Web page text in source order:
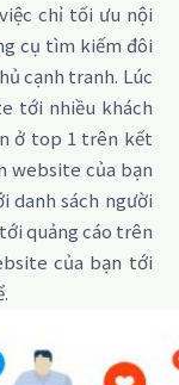
chỉ tối ưu nội
cụ tìm kiếm đôi
cạnh tranh. Lúc
tới nhiều khách
ở top 1 trên kết
website của bạn
danh sách người
quảng cáo trên
của bạn tới